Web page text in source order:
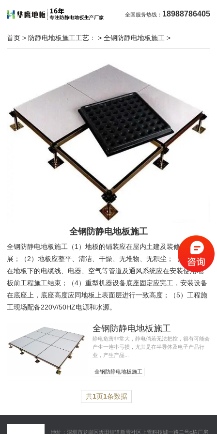
全国服务热线： 18988786405
首页 > 防静电地板施工工艺： >全钢防静电地板施工 >
全钢防静电地板施工
全钢防静电地板施工（1）地板的铺装应在屋内土建及装修结束后开
展；（2）地板应整平、清洁、干燥、无堆物、无积尘；（3）布局
在地板下的电缆线、电器、空气等管道及通风系统应在安装使用地
板前工程施工结束；（4）重型机器设备底座固定应完工，安装设备
在底座上，底座高度应同地板上表面层进行一致高度；（5）工程施
工现场配备220V/50HZ电源和水源。
全钢防静电地板施工
静电危害非常大，静电倘若无法把控，很有可能会
产生一连串亏损，尤其是在半导体及电子产品行
业，产生产品...
全钢防静电地板施工
全钢防静电地板施工​标准
共1页1条数据
地址：深圳市龙岗区坂田街道新雪社区上雪科技城一路二号c栋厂房